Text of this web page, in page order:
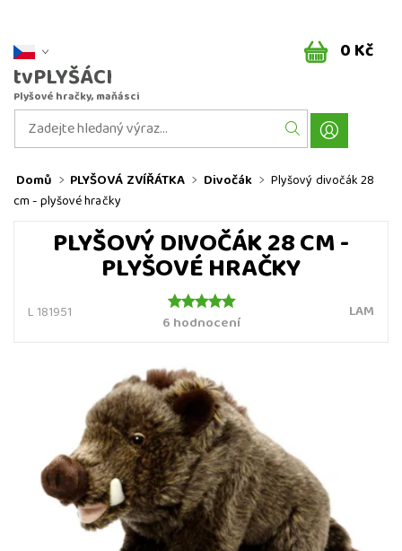
tvPLYŠÁCI
Plyšové hračky, maňásci
0 Kč
Domů PLYŠOVÁ ZVÍŘÁTKA Divočák
Plyšový divočák 28
cm - plyšové hračky
PLYŠOVÝ DIVOČÁK 28 CM -
PLYŠOVÉ HRAČKY
L 181951 6 hodnocení
LAM